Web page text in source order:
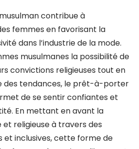
contribue à
femmes en favorisant la
dans l’industrie de la mode.
musulmanes la possibilité de
convictions religieuses tout en
des tendances, le prêt-à-porter
de se sentir confiantes et
En mettant en avant la
religieuse à travers des
et inclusives, cette forme de